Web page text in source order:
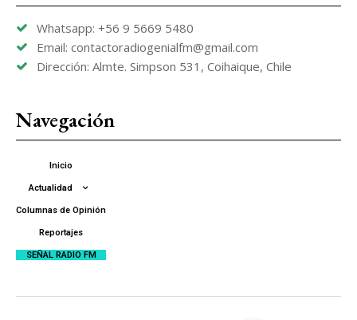
Whatsapp: +56 9 5669 5480
Email: contactoradiogenialfm@gmail.com
Dirección: Almte. Simpson 531, Coihaique, Chile
Navegación
Inicio
Actualidad
Columnas de Opinión
Reportajes
SEÑAL RADIO FM